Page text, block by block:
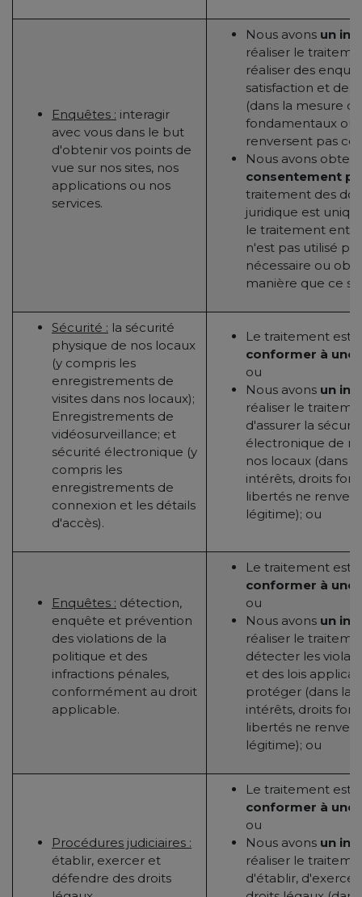
Enquêtes : interagir
avec vous dans le but
d'obtenir vos points de
vue sur nos sites, nos
applications ou nos
services.
Nous avons un
réaliser le
réaliser des
satisfaction et
(dans la mesure
fondamentaux ou
renversent pas
Nous avons
consentement
traitement des
juridique est
le traitement
n'est pas utilisé
nécessaire ou
manière que ce
Sécurité : la sécurité
physique de nos locaux
(y compris les
enregistrements de
visites dans nos locaux);
Enregistrements de
vidéosurveillance; et
sécurité électronique (y
compris les
enregistrements de
connexion et les détails
d'accès).
Le traitement est
conformer à une
ou
Nous avons un
réaliser le
d'assurer la
électronique de
nos locaux (dans
intérêts, droits
libertés ne
légitime); ou
Enquêtes : détection,
enquête et prévention
des violations de la
politique et des
infractions pénales,
conformément au droit
applicable.
Le traitement est
conformer à une
ou
Nous avons un
réaliser le
détecter les
et des lois
protéger (dans la
intérêts, droits
libertés ne
légitime); ou
Procédures judiciaires :
établir, exercer et
défendre des droits
Le traitement est
conformer à une
ou
Nous avons un
réaliser le
d'établir,